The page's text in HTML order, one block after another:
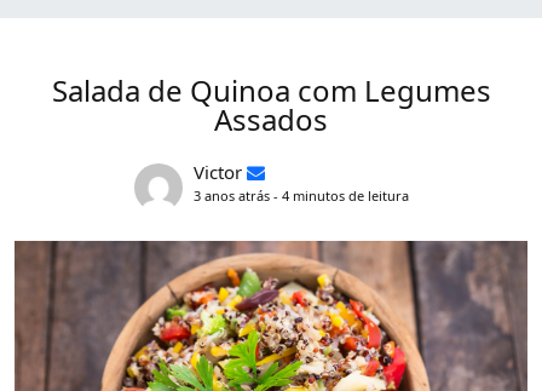
Salada de Quinoa com Legumes
Assados
Victor
3 anos atrás - 4 minutos de leitura